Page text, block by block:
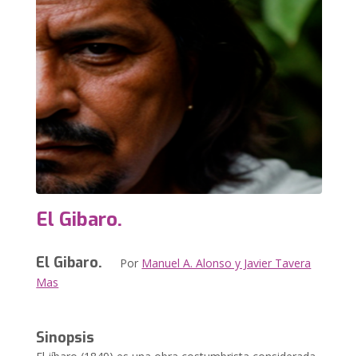
El Gibaro.
El Gibaro. Por Manuel A. Alonso y Javier Tavera
Mas
Sinopsis